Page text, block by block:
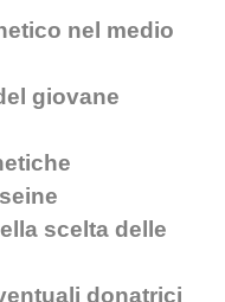
nel medio
giovane
scelta delle
donatrici